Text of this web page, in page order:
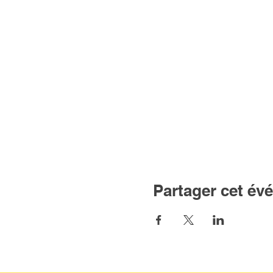
Partager cet